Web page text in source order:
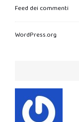
Feed dei commenti
WordPress.org